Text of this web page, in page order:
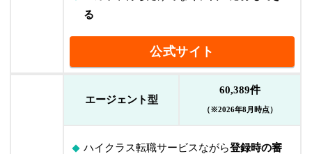
る
公式サイト
エージェント型
60,389件
（※2026年8月時点）
ハイクラス転職サービスながら登録時の審